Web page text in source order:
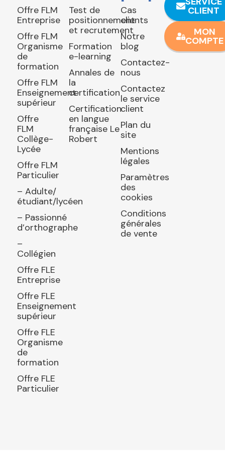
Offre FLM
Entreprise
Offre FLM
Organisme
de
formation
Offre FLM
Enseignement
supérieur
Offre
FLM
Collège-
Lycée
Offre FLM
Particulier
– Adulte/
étudiant/lycéen
– Passionné
d’orthographe
–
Collégien
Offre FLE
Entreprise
Offre FLE
Enseignement
supérieur
Offre FLE
Organisme
de
formation
Offre FLE
Particulier
Test de
positionnement
et recrutement
Formation
e-learning
Annales de
la
certification
Certification
en langue
française Le
Robert
Cas
clients
Notre
blog
Contactez-
nous
Contactez
le service
client
Plan du
site
Mentions
légales
Paramètres
des
cookies
Conditions
générales
de vente
CLIENT
MON
COMPTE